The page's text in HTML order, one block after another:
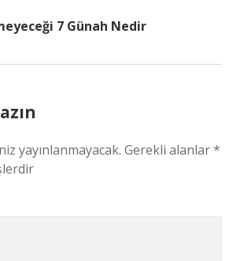
7 Günah Nedir
yayınlanmayacak. Gerekli alanlar*